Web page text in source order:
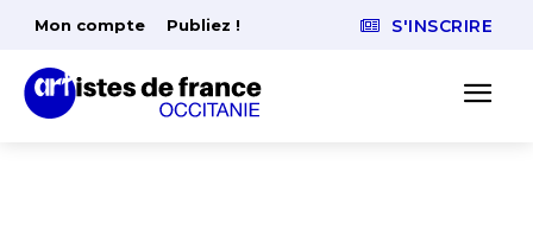
Mon compte Publiez ! S'INSCRIRE